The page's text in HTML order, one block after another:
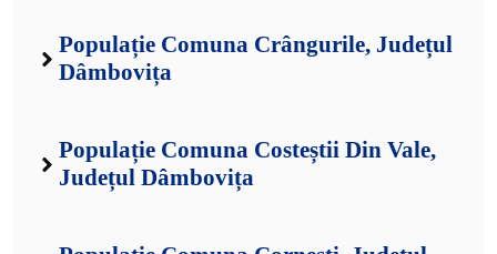
Populație Comuna Crângurile, Județul
Dâmbovița
Populație Comuna Costeștii Din Vale,
Județul Dâmbovița